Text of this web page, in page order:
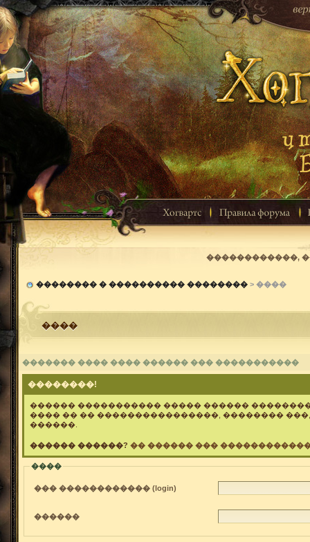
������������,
�������� � ���������� �������� > ����
����
������� ���� ���� ������ ��� �����������
��������!
������ ����������� ����� ������
���� �� �� ����������������, ��������
������.
������ ������? �� ������ ���
����
��� ������������ (login)
������